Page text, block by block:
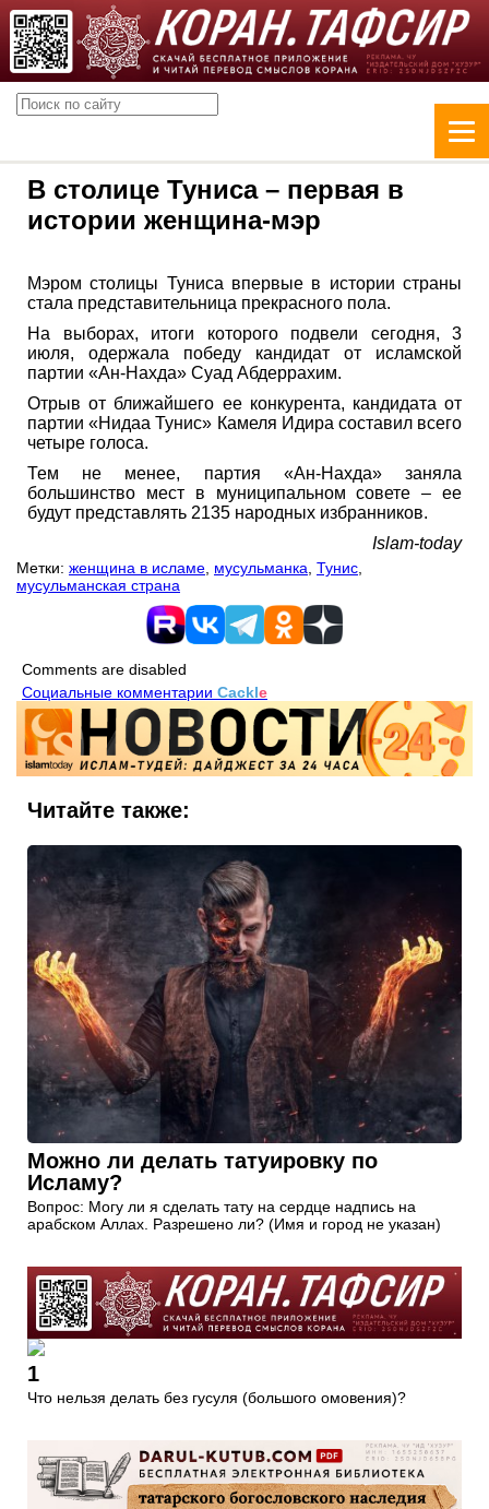
В столице Туниса – первая в
истории женщина-мэр
Мэром столицы Туниса впервые в истории страны
стала представительница прекрасного пола.
На выборах, итоги которого подвели сегодня, 3
июля, одержала победу кандидат от исламской
партии «Ан-Нахда» Суад Абдеррахим.
Отрыв от ближайшего ее конкурента, кандидата от
партии «Нидаа Тунис» Камеля Идира составил всего
четыре голоса.
Тем не менее, партия «Ан-Нахда» заняла
большинство мест в муниципальном совете – ее
будут представлять 2135 народных избранников.
Islam-today
Метки: женщина в исламе мусульманка Тунис
мусульманская страна
Comments are disabled
Социальные комментарии Cackle
Читайте также:
Можно ли делать татуировку по
Исламу?
Вопрос: Могу ли я сделать тату на сердце надпись на
арабском Аллах. Разрешено ли? (Имя и город не указан)
1
Что нельзя делать без гусуля (большого омовения)?